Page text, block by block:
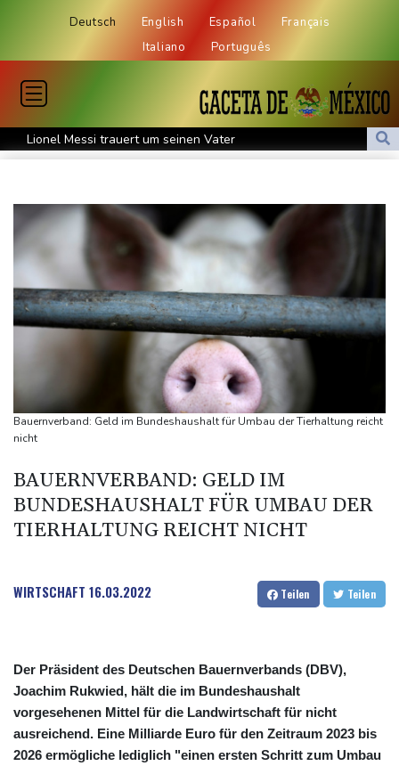
Deutsch English Español
Français
Italiano
Português
Lionel Messi trauert um seinen Vater
Absturz von Ultraleichtflugzeug: 72-jähriger Pilot stirbt in Baden-
Selenskyj warnt in Belgrad vor Folgen russischer Angriffe für
Drohnen über Bundeswehrstandort in Nordrhein-Westfalen
gesichtet
Ungarns Regierungspartei nominiert Ex-Gerichtspräsidenten
Baka als Staatschef
Schwimm-EM: Halbisch winkt und springt zu Bronze
Selenskyj: Ukraine hat praktisch keine intakten
Wärmekraftwerke mehr
Braunschweig nach Kantersieg in Magdeburg an der Spitze
Aussetzung von Lkw-Fahrverbot: BUND kritisiert Maßnahme -
Industrie begrüßt sie
Bauernverband: Geld im Bundeshaushalt für Umbau der Tierhaltung reicht
nicht
BAUERNVERBAND: GELD IM
BUNDESHAUSHALT FÜR UMBAU DER
TIERHALTUNG REICHT NICHT
WIRTSCHAFT 16.03.2022 Teilen Teilen
Der Präsident des Deutschen Bauernverbands (DBV),
Joachim Rukwied, hält die im Bundeshaushalt
vorgesehenen Mittel für die Landwirtschaft für nicht
ausreichend. Eine Milliarde Euro für den Zeitraum 2023 bis
2026 ermögliche lediglich "einen ersten Schritt zum Umbau